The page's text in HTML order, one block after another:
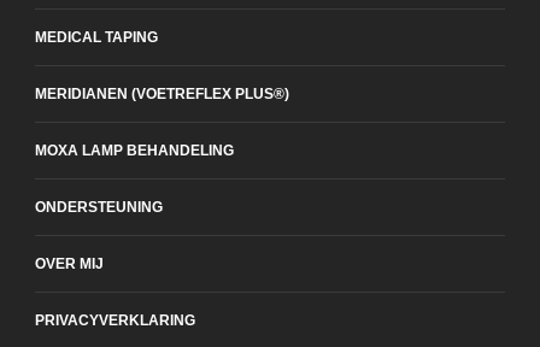
MEDICAL TAPING
MERIDIANEN (VOETREFLEX PLUS®)
MOXA LAMP BEHANDELING
ONDERSTEUNING
OVER MIJ
PRIVACYVERKLARING